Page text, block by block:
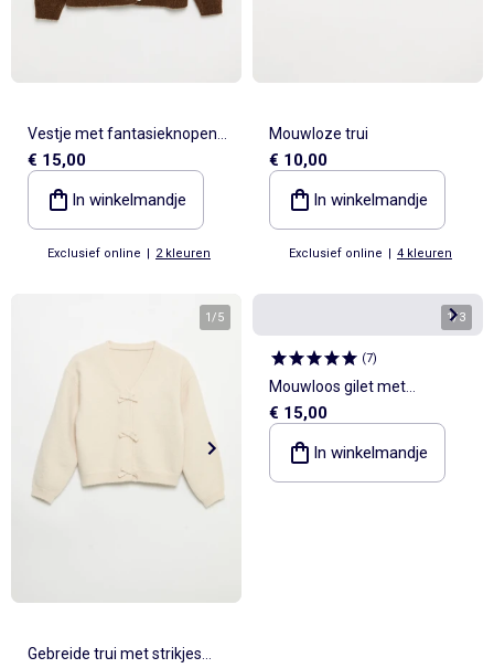
Vestje met fantasieknopen
en Claudinekraag
€ 15,00
In winkelmandje
Exclusief online | 2 kleuren
Mouwloze trui
€ 10,00
In winkelmandje
Exclusief online | 4 kleuren
1/5
Gebreide trui met strikjes
1/3
(7)
Mouwloos gilet met
schapenvachteffect
€ 15,00
In winkelmandje